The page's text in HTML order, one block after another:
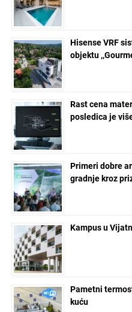
Hisense VRF
objektu
Rast cena
posledica je
Primeri dobre
gradnje kroz
Kampus u
Pametni
kuću